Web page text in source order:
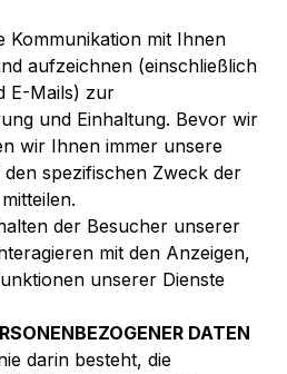
Kommunikation mit Ihnen
aufzeichnen (einschließlich
E-Mails) zur
und Einhaltung. Bevor wir
wir Ihnen immer unsere
spezifischen Zweck der
der Besucher unserer
mit den Anzeigen,
unserer Dienste
DATEN
darin besteht, die